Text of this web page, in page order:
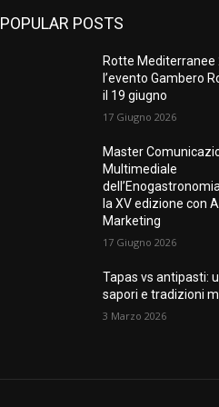
POPULAR POSTS
Rotte Mediterranee
l’evento Gambero
il 19 giugno
17 Giugno 2026
Master
Multimediale
la XV edizione con
Marketing
17 Giugno 2026
Tapas vs antipasti:
sapori e tradizioni
3 Marzo 2026